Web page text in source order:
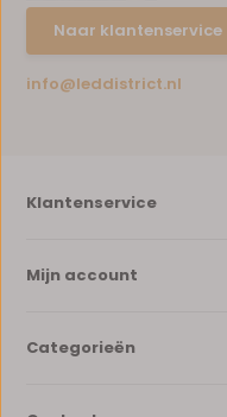
Naar klantenservice
info@leddistrict.nl
Klantenservice
Mijn account
Categorieën